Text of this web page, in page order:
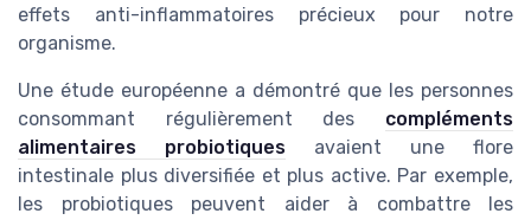
effets anti-inflammatoires précieux pour notre
organisme.
Une étude européenne a démontré que les personnes
consommant régulièrement des compléments
alimentaires probiotiques avaient une flore
intestinale plus diversifiée et plus active. Par exemple,
les probiotiques peuvent aider à combattre les